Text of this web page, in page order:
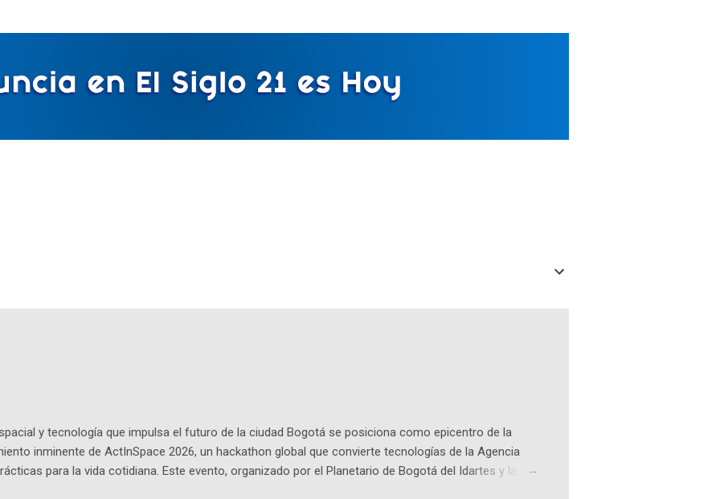
y tecnología que impulsa el futuro de la ciudad Bogotá se posiciona como epicentro de la
inminente de ActInSpace 2026, un hackathon global que convierte tecnologías de la Agencia
para la vida cotidiana. Este evento, organizado por el Planetario de Bogotá del Idartes y la